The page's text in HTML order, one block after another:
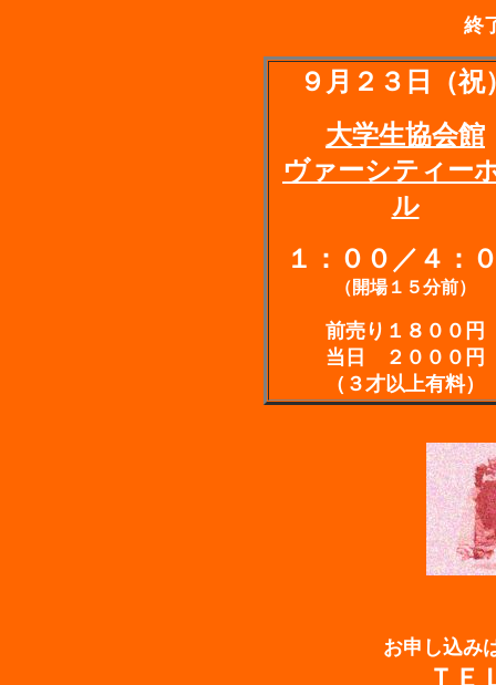
終
９月２３日（祝
大学生協会館
ヴァーシティー
ル
１：００／４：
（開場１５分前）
前売り１８００円
当日 ２０００円
（３才以上有料）
お申し込み
ＴＥ